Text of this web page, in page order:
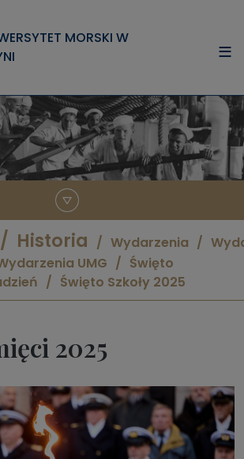
MORSKI W
Historia Wydarzenia
UMG
Święto
Święto Szkoły 2025
2025